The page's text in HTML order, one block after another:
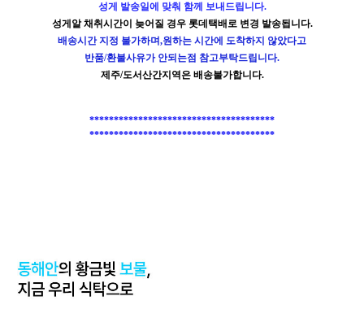
성게 발송일에 맞춰 함께 보내드립니다.
성게알 채취시간이 늦어질 경우 롯데택배로 변경 발송됩니다.
배송시간 지정 불가하며,원하는 시간에 도착하지 않았다고
반품/환불사유가 안되는점 참고부탁드립니다.
제주/도서산간지역은 배송불가합니다.
**************************************
**************************************